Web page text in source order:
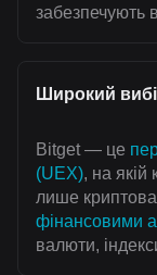
забезпечують
Широкий
Bitget — це
(UEX), на якій
лише
фінансовими
валюти,